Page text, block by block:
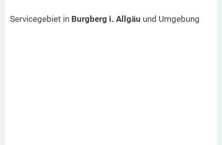
Servicegebiet in Burgberg i. Allgäu und Umgebung